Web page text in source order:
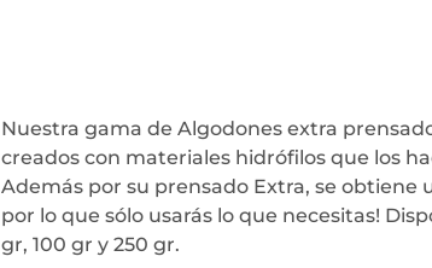
Nuestra gama de Algodones extra
creados con materiales hidrófilos que los
Además por su prensado Extra, se obtiene
por lo que sólo usarás lo que necesitas!
gr, 100 gr y 250 gr.